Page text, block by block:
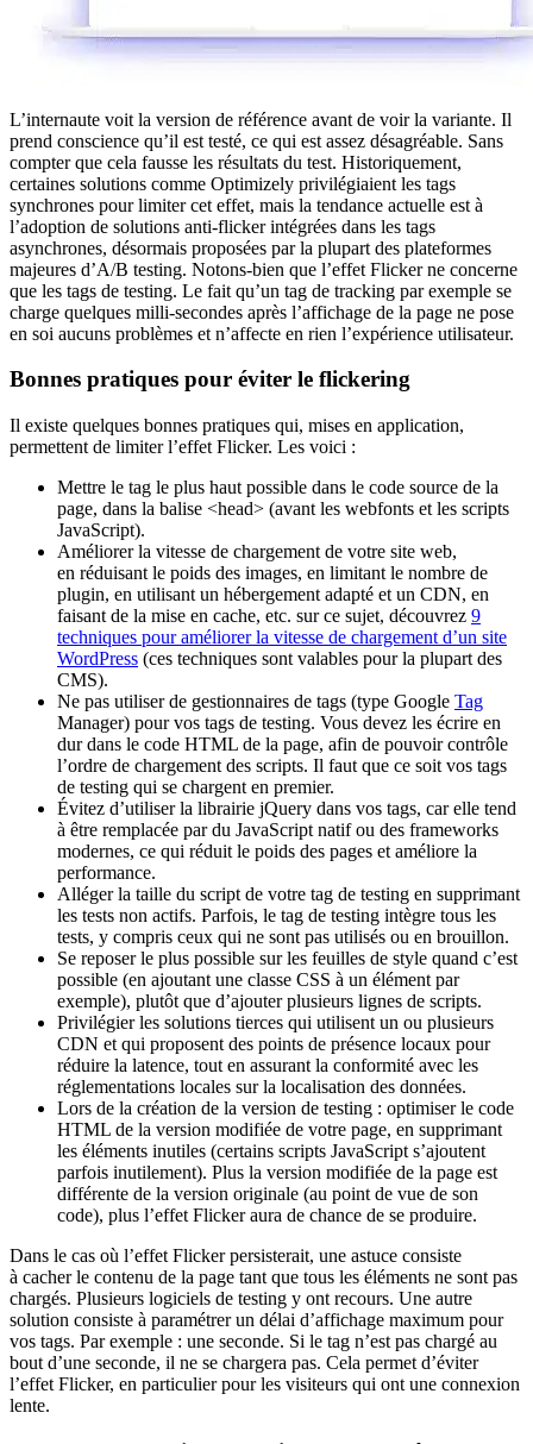
L’internaute voit la version de référence avant de voir la variante. Il
prend conscience qu’il est testé, ce qui est assez désagréable. Sans
compter que cela fausse les résultats du test. Historiquement,
certaines solutions comme Optimizely privilégiaient les tags
synchrones pour limiter cet effet, mais la tendance actuelle est à
l’adoption de solutions anti-flicker intégrées dans les tags
asynchrones, désormais proposées par la plupart des plateformes
majeures d’A/B testing. Notons-bien que l’effet Flicker ne concerne
que les tags de testing. Le fait qu’un tag de tracking par exemple se
charge quelques milli-secondes après l’affichage de la page ne pose
en soi aucuns problèmes et n’affecte en rien l’expérience utilisateur.
Bonnes pratiques pour éviter le flickering
Il existe quelques bonnes pratiques qui, mises en application,
permettent de limiter l’effet Flicker. Les voici :
Mettre le tag le plus haut possible dans le code source de la
page, dans la balise <head> (avant les webfonts et les scripts
JavaScript).
Améliorer la vitesse de chargement de votre site web,
en réduisant le poids des images, en limitant le nombre de
plugin, en utilisant un hébergement adapté et un CDN, en
faisant de la mise en cache, etc. sur ce sujet, découvrez 9
techniques pour améliorer la vitesse de chargement d’un site
WordPress (ces techniques sont valables pour la plupart des
CMS).
Ne pas utiliser de gestionnaires de tags (type Google Tag
Manager) pour vos tags de testing. Vous devez les écrire en
dur dans le code HTML de la page, afin de pouvoir contrôle
l’ordre de chargement des scripts. Il faut que ce soit vos tags
de testing qui se chargent en premier.
Évitez d’utiliser la librairie jQuery dans vos tags, car elle tend
à être remplacée par du JavaScript natif ou des frameworks
modernes, ce qui réduit le poids des pages et améliore la
performance.
Alléger la taille du script de votre tag de testing en supprimant
les tests non actifs. Parfois, le tag de testing intègre tous les
tests, y compris ceux qui ne sont pas utilisés ou en brouillon.
Se reposer le plus possible sur les feuilles de style quand c’est
possible (en ajoutant une classe CSS à un élément par
exemple), plutôt que d’ajouter plusieurs lignes de scripts.
Privilégier les solutions tierces qui utilisent un ou plusieurs
CDN et qui proposent des points de présence locaux pour
réduire la latence, tout en assurant la conformité avec les
réglementations locales sur la localisation des données.
Lors de la création de la version de testing : optimiser le code
HTML de la version modifiée de votre page, en supprimant
les éléments inutiles (certains scripts JavaScript s’ajoutent
parfois inutilement). Plus la version modifiée de la page est
différente de la version originale (au point de vue de son
code), plus l’effet Flicker aura de chance de se produire.
Dans le cas où l’effet Flicker persisterait, une astuce consiste
à cacher le contenu de la page tant que tous les éléments ne sont pas
chargés. Plusieurs logiciels de testing y ont recours. Une autre
solution consiste à paramétrer un délai d’affichage maximum pour
vos tags. Par exemple : une seconde. Si le tag n’est pas chargé au
bout d’une seconde, il ne se chargera pas. Cela permet d’éviter
l’effet Flicker, en particulier pour les visiteurs qui ont une connexion
lente.